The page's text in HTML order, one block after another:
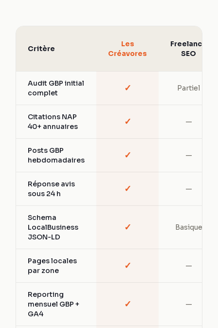
Critère
Les
Créavores
Freelance
SEO
Audit GBP initial
complet
✓ Partiel
Citations NAP
40+ annuaires
✓ —
Posts GBP
hebdomadaires
✓ —
Réponse avis
sous 24 h
✓ —
Schema
LocalBusiness
JSON-LD
✓ Basique
Pages locales
par zone
✓ —
Reporting
mensuel GBP +
GA4
✓ —